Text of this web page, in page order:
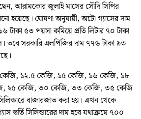
আরামকোর জুলাই মাসের সৌদি সিপির
হয়েছে। ঘোষণা অনুযায়ী, অটো গ্যাসের দাম
৫৩ পয়সা কমিয়ে প্রতি লিটার ৭০ টাকা
তবে সরকারি এলপিজির দাম ৭৭৬ টাকা ৯৩
কেজি, ১২.৫ কেজি, ১৫ কেজি, ১৬ কেজি, ১৮
২৫ কেজি, ৩০ কেজি, ৩৩ কেজি, ৩৫ কেজি
বাজারজাত করা হয়। এখন থেকে
ভর্তি সিলিন্ডারের দাম হবে যথাক্রমে ৭০০